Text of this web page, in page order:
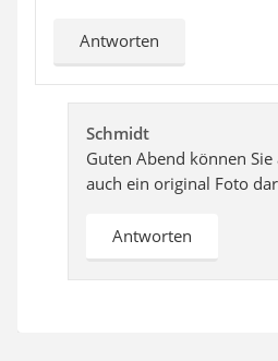
Antworten
Schmidt
Guten Abend können
auch ein original Foto
Antworten